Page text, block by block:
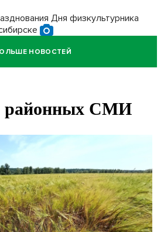
Дня физкультурника
августа в Новосибирске сделали
перегруза начали строить на
на Титова в Новосибирске
в России превысила 50% по
НОВОСТЕЙ